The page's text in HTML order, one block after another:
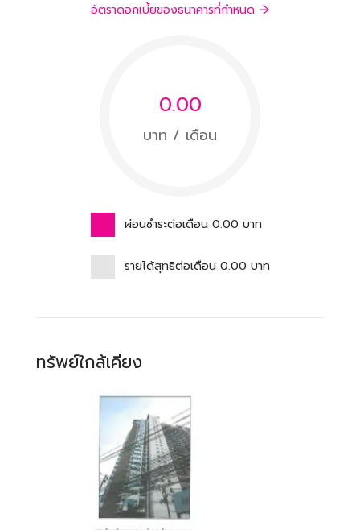
อัตราดอกเบี้ยของธนาคารที่กำหนด
0.00
บาท / เดือน
ผ่อนชำระต่อเดือน 0.00 บาท
รายได้สุทธิต่อเดือน 0.00 บาท
ทรัพย์ใกล้เคียง